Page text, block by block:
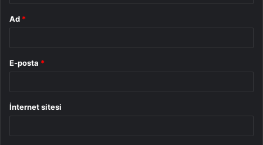
Ad *
E-posta *
İnternet sitesi